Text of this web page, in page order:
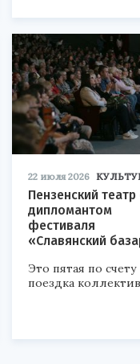
22 июля 2026
Пензенский театр
дипломантом
фестиваля
«Славянский
Это пятая по счету
поездка